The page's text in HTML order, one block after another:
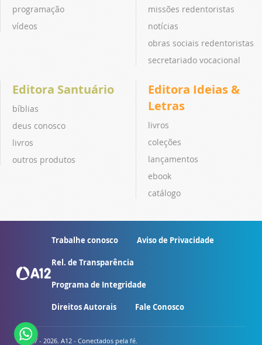
programação
vídeos
missões redentoristas
notícias
obras sociais redentoristas
secretariado vocacional
Editora Santuário
bíblias
deus conosco
livros
outros produtos
Editora Ideias &
Letras
livros
coleções
lançamentos
ebook
catálogo
Trabalhe conosco Aviso de Privacidade
Rel. de Transparência
Programa de Integridade
Direitos Autorais Fale Conosco
© 2007 - 2026. A12 - Conectados pela fé.